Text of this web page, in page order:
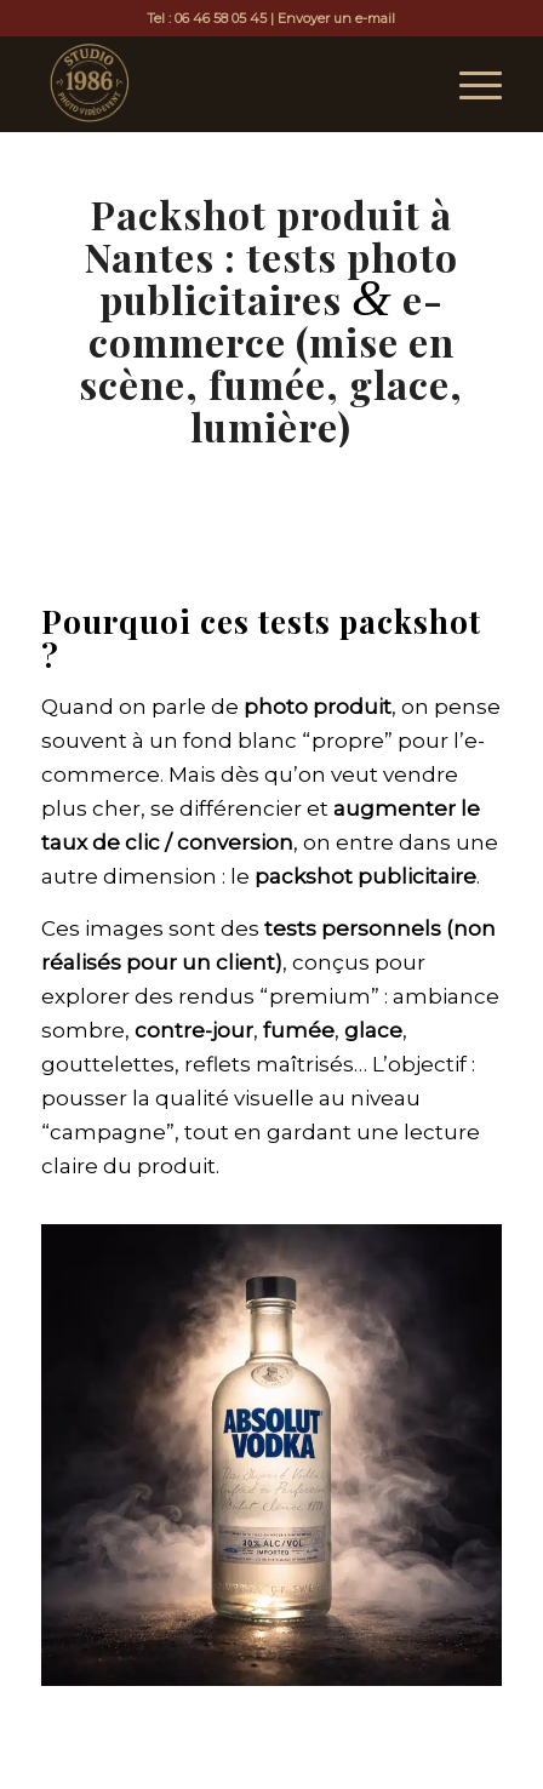
Tel :06 46 58 05 45| Envoyer un e-mail
Packshot produit à
Nantes : tests photo
publicitaires & e-
commerce (mise en
scène, fumée, glace,
lumière)
Pourquoi ces tests packshot
?
Quand on parle de photo produit, on pense
souvent à un fond blanc “propre” pour l’e-
commerce. Mais dès qu’on veut vendre
plus cher, se différencier et augmenter le
taux de clic / conversion, on entre dans une
autre dimension : le packshot publicitaire.
Ces images sont des tests personnels (non
réalisés pour un client), conçus pour
explorer des rendus “premium” : ambiance
sombre, contre-jour, fumée, glace,
gouttelettes, reflets maîtrisés… L’objectif :
pousser la qualité visuelle au niveau
“campagne”, tout en gardant une lecture
claire du produit.